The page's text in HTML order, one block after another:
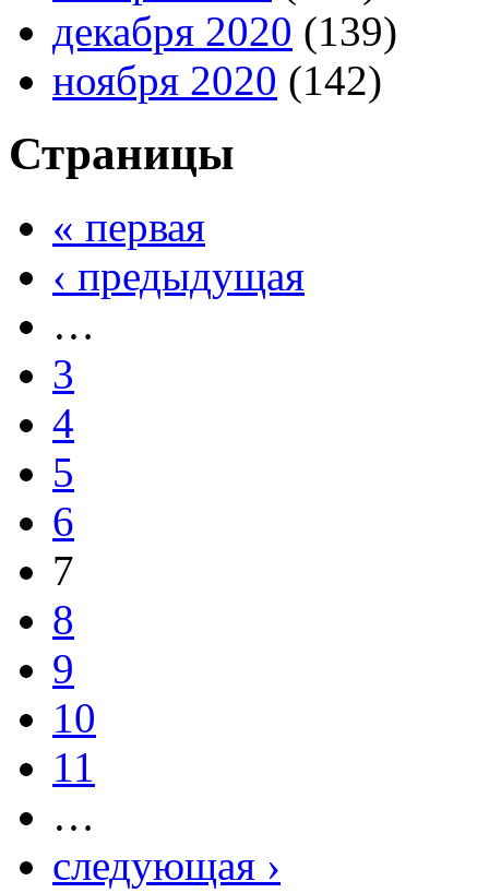
декабря 2020 (139)
ноября 2020 (142)
Страницы
« первая
‹ предыдущая
…
3
4
5
6
7
8
9
10
11
…
следующая ›